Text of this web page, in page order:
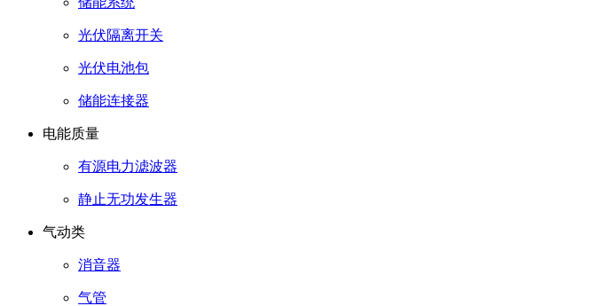
光伏隔离开关
光伏电池包
储能连接器
电能质量
有源电力滤波器
静止无功发生器
气动类
消音器
气管